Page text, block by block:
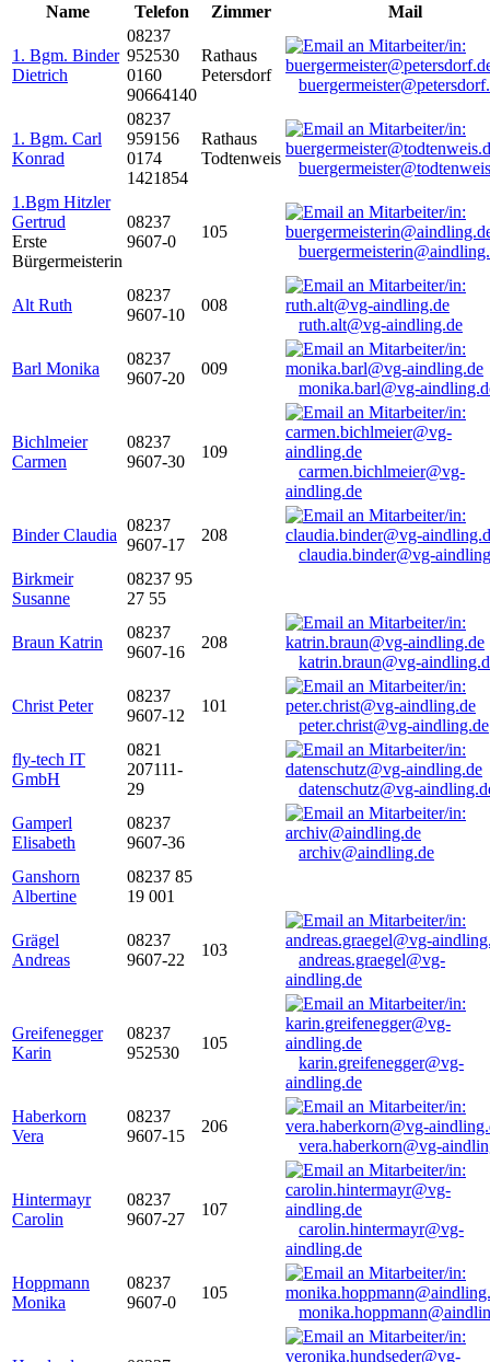
Name
Telefon Zimmer Mail
1. Bgm. Binder
Dietrich
08237
952530
0160
90664140
Rathaus
Petersdorf
1. Bgm. Carl
Konrad
08237
959156
0174
1421854
Rathaus
Todtenweis
1.Bgm Hitzler
Gertrud
Erste
Bürgermeisterin
08237
9607-0
105
Alt Ruth
08237
9607-10
008
ruth.alt@vg-aindling.de
Barl Monika
08237
9607-20
009
monika.barl@vg-
Bichlmeier
Carmen
08237
9607-30
109
carmen.bichlmeier@vg-
aindling.de
Binder Claudia
08237
9607-17
208
claudia.binder@vg-
Birkmeir
Susanne
08237 95
27 55
Braun Katrin
08237
9607-16
208
katrin.braun@vg-
Christ Peter
08237
9607-12
101
peter.christ@vg-aindling.de
fly-tech IT
GmbH
0821
207111-
29
datenschutz@vg-
Gamperl
Elisabeth
08237
9607-36
archiv@aindling.de
Ganshorn
Albertine
08237 85
19 001
Grägel
Andreas
08237
9607-22
103
andreas.graegel@vg-
aindling.de
Greifenegger
Karin
08237
952530
105
karin.greifenegger@vg-
aindling.de
Haberkorn
Vera
08237
9607-15
206
vera.haberkorn@vg-
Hintermayr
Carolin
08237
9607-27
107
carolin.hintermayr@vg-
aindling.de
Hoppmann
Monika
08237
9607-0
105